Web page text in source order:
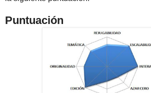
Puntuación